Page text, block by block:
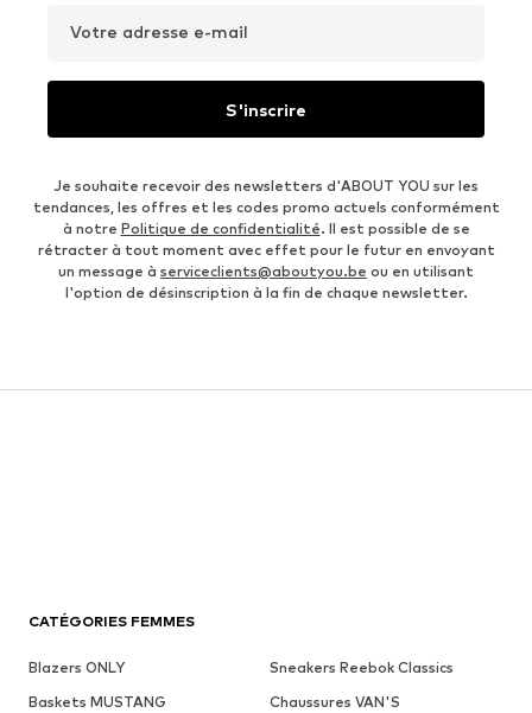
Votre adresse e-mail
S'inscrire
Je souhaite recevoir des newsletters d'ABOUT YOU sur les
tendances, les offres et les codes promo actuels conformément
à notre Politique de confidentialité. Il est possible de se
rétracter à tout moment avec effet pour le futur en envoyant
un message à serviceclients@aboutyou.be ou en utilisant
l'option de désinscription à la fin de chaque newsletter.
CATÉGORIES FEMMES
Blazers ONLY
Sneakers Reebok Classics
Baskets MUSTANG
Chaussures VAN'S